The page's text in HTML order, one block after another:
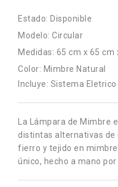
Estado: Disponible
Modelo: Circular
Medidas: 65 cm x 65 cm
Color: Mimbre Natural
Incluye: Sistema
La Lámpara de Mimbre
distintas alternativas de
fierro y tejido en
único, hecho a mano